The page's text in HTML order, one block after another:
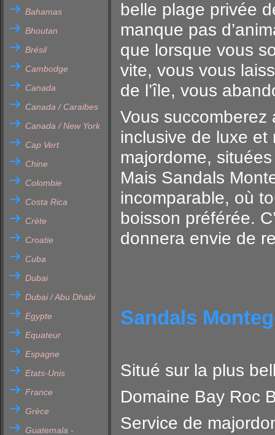
Bahamas
Bhoutan
Brésil
Cambodge
Canada
Canada / Caraibes
Canada / New York
Cap Vert
Chine
Colombie
Costa Rica
Crète
Croatie
Cuba
Dubai
Dubai / Abu Dhabi
Egypte
Equateur
Espagne
Etats-Unis
France
Grèce
Guatemala -
belle plage privée
manque pas
que lorsque vous
vite, vous vous
de l’île, vous
Vous
inclusive de luxe
majordome,
Mais Sandals
incomparable, où
boisson préférée.
donnera envie de
Sandals
Situé sur la plus
Domaine Bay Roc
Service de